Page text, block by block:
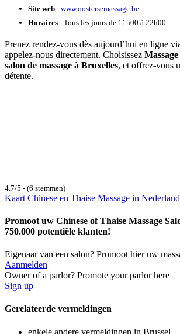
Site web : www.oostersemassage.be
Horaires : Tous les jours de 11h00 à 22h00
Prenez rendez-vous dès aujourd’hui en ligne
appelez-nous directement. Choisissez
salon de massage à Bruxelles, et offrez-vous
détente.
4.7/5 - (6 stemmen)
Kaart Chinese en Thaise Massage in Nederland
Promoot uw Chinese of Thaise Massage
750.000 potentiële klanten!
Eigenaar van een salon? Promoot hier uw
Aanmelden
Owner of a parlor? Promote your parlor here
Sign up
Gerelateerde vermeldingen
enkele andere vermeldingen in Brussel